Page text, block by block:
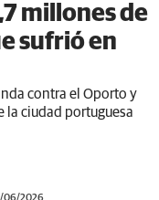
millones de
sufrió en
contra el Oporto y
la ciudad portuguesa
06/2026